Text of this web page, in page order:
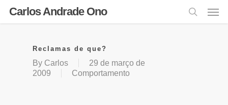
Carlos Andrade Ono
Reclamas de que?
By Carlos
29 de março de
2009
Comportamento